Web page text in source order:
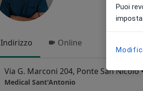
Indirizzo Online
Via G. Marconi 204, Ponte San Nicolò
Medical Sant'Antonio
Puoi